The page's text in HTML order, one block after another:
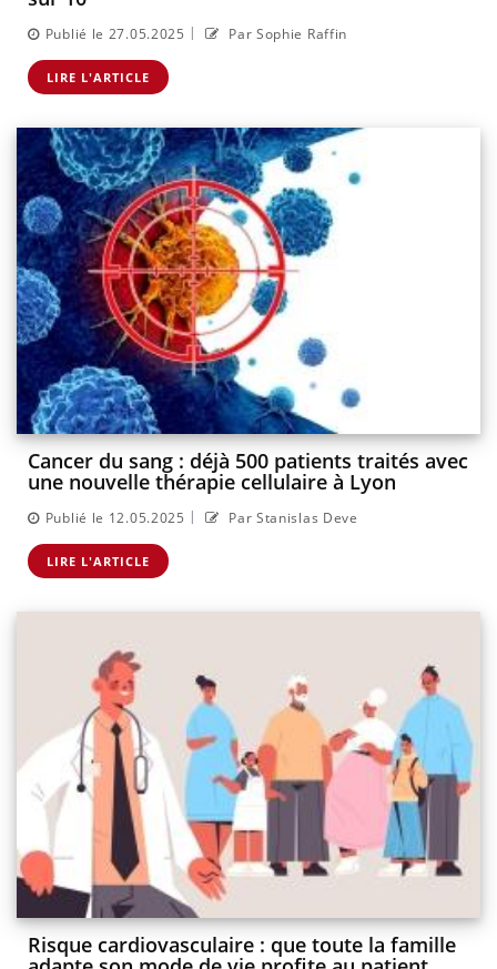
Publié le 27.05.2025 | Par Sophie Raffin
LIRE L'ARTICLE
Cancer du sang : déjà 500 patients traités avec
une nouvelle thérapie cellulaire à Lyon
Publié le 12.05.2025 | Par Stanislas Deve
LIRE L'ARTICLE
Risque cardiovasculaire : que toute la famille